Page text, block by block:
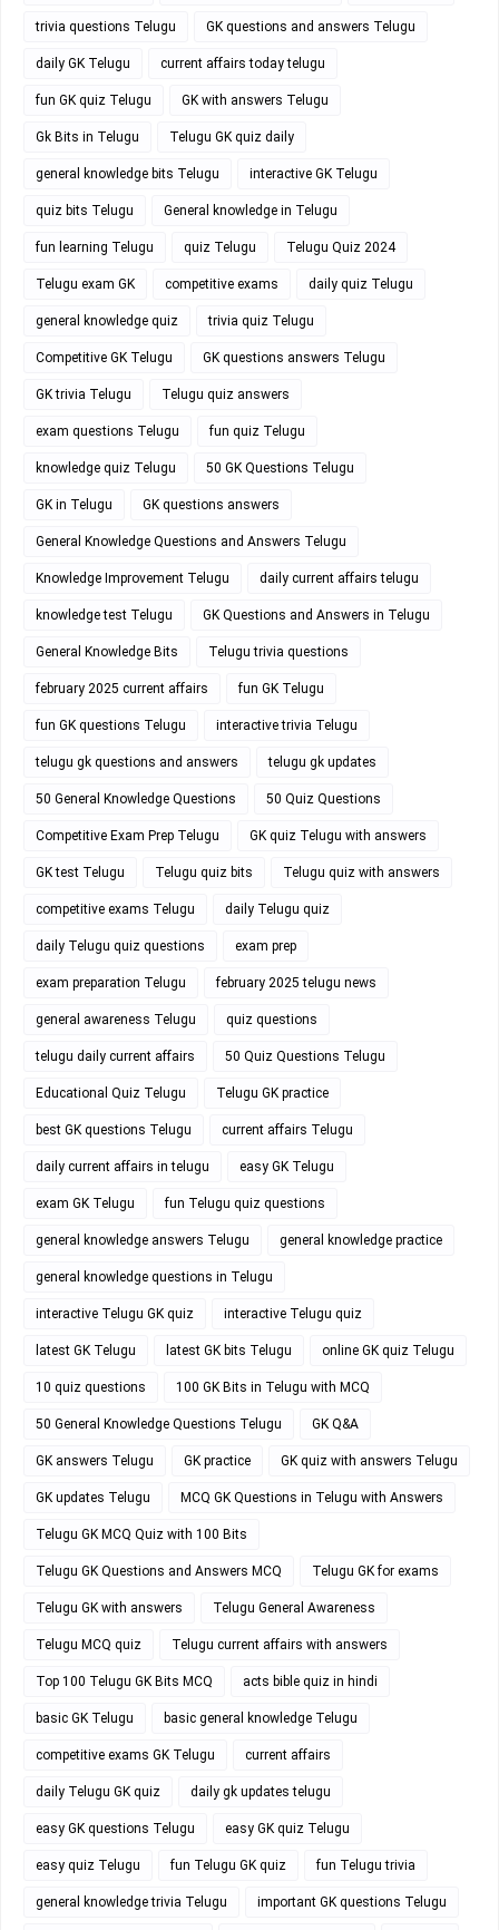
trivia questions Telugu GK questions and answers Telugu
daily GK Telugu current affairs today telugu
fun GK quiz Telugu GK with answers Telugu
Gk Bits in Telugu Telugu GK quiz daily
general knowledge bits Telugu interactive GK Telugu
quiz bits Telugu General knowledge in Telugu
fun learning Telugu quiz Telugu Telugu Quiz 2024
Telugu exam GK competitive exams daily quiz Telugu
general knowledge quiz trivia quiz Telugu
Competitive GK Telugu GK questions answers Telugu
GK trivia Telugu Telugu quiz answers
exam questions Telugu fun quiz Telugu
knowledge quiz Telugu 50 GK Questions Telugu
GK in Telugu GK questions answers
General Knowledge Questions and Answers Telugu
Knowledge Improvement Telugu daily current affairs telugu
knowledge test Telugu GK Questions and Answers in Telugu
General Knowledge Bits Telugu trivia questions
february 2025 current affairs fun GK Telugu
fun GK questions Telugu interactive trivia Telugu
telugu gk questions and answers telugu gk updates
50 General Knowledge Questions 50 Quiz Questions
Competitive Exam Prep Telugu GK quiz Telugu with answers
GK test Telugu Telugu quiz bits Telugu quiz with answers
competitive exams Telugu daily Telugu quiz
daily Telugu quiz questions exam prep
exam preparation Telugu february 2025 telugu news
general awareness Telugu quiz questions
telugu daily current affairs 50 Quiz Questions Telugu
Educational Quiz Telugu Telugu GK practice
best GK questions Telugu current affairs Telugu
daily current affairs in telugu easy GK Telugu
exam GK Telugu fun Telugu quiz questions
general knowledge answers Telugu general knowledge practice
general knowledge questions in Telugu
interactive Telugu GK quiz interactive Telugu quiz
latest GK Telugu latest GK bits Telugu online GK quiz Telugu
10 quiz questions 100 GK Bits in Telugu with MCQ
50 General Knowledge Questions Telugu GK Q&A
GK answers Telugu GK practice GK quiz with answers Telugu
GK updates Telugu MCQ GK Questions in Telugu with Answers
Telugu GK MCQ Quiz with 100 Bits
Telugu GK Questions and Answers MCQ Telugu GK for exams
Telugu GK with answers Telugu General Awareness
Telugu MCQ quiz Telugu current affairs with answers
Top 100 Telugu GK Bits MCQ acts bible quiz in hindi
basic GK Telugu basic general knowledge Telugu
competitive exams GK Telugu current affairs
daily Telugu GK quiz daily gk updates telugu
easy GK questions Telugu easy GK quiz Telugu
easy quiz Telugu fun Telugu GK quiz fun Telugu trivia
general knowledge trivia Telugu important GK questions Telugu